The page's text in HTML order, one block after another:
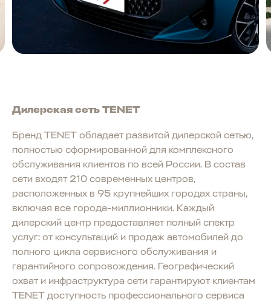
Дилерская сеть TENET
Бренд TENET обладает развитой дилерской сетью,
полностью сформированной для комплексного
обслуживания клиентов по всей России. В состав
сети входят 210 современных центров,
расположенных в 95 крупнейших городах страны,
включая все города-миллионники. Каждый
дилерский центр предоставляет полный спектр
услуг: от консультаций и продаж автомобилей до
полного цикла сервисного обслуживания и
гарантийного сопровождения. Географический
охват и инфраструктура сети гарантируют клиентам
TENET доступность профессионального сервиса